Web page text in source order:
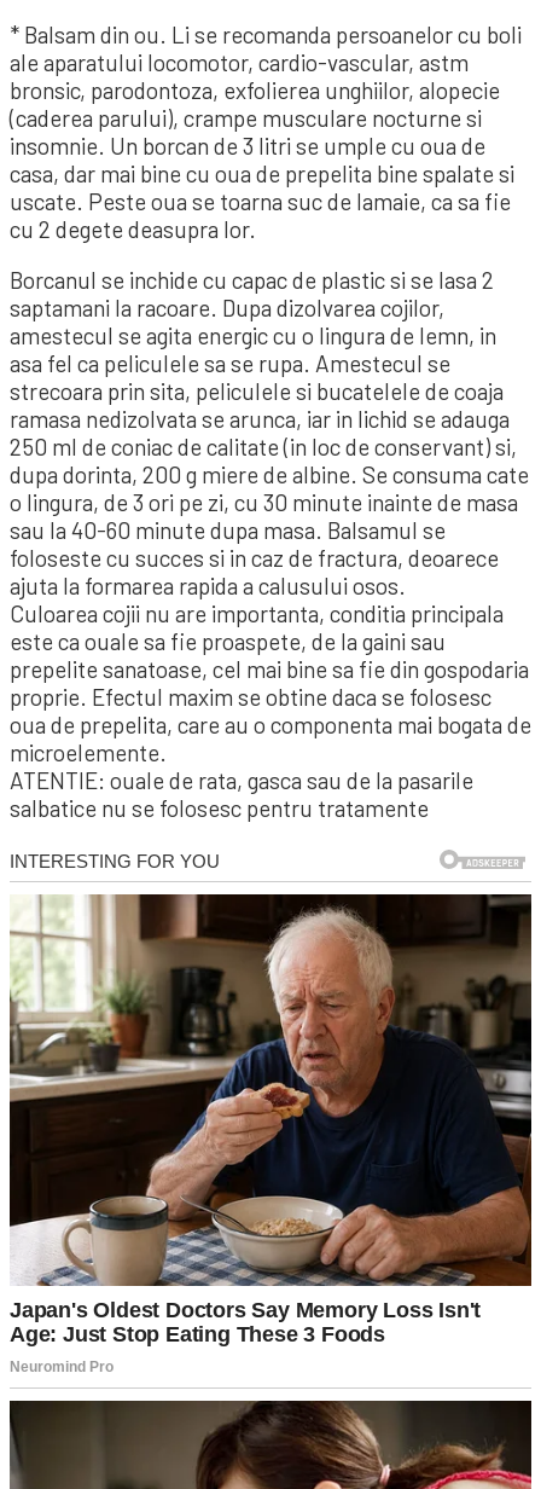
* Balsam din ou. Li se recomanda persoanelor cu boli
ale aparatului locomotor, cardio-vascular, astm
bronsic, parodontoza, exfolierea unghiilor, alopecie
(caderea parului), crampe musculare nocturne si
insomnie. Un borcan de 3 litri se umple cu oua de
casa, dar mai bine cu oua de prepelita bine spalate si
uscate. Peste oua se toarna suc de lamaie, ca sa fie
cu 2 degete deasupra lor.
Borcanul se inchide cu capac de plastic si se lasa 2
saptamani la racoare. Dupa dizolvarea cojilor,
amestecul se agita energic cu o lingura de lemn, in
asa fel ca peliculele sa se rupa. Amestecul se
strecoara prin sita, peliculele si bucatelele de coaja
ramasa nedizolvata se arunca, iar in lichid se adauga
250 ml de coniac de calitate (in loc de conservant) si,
dupa dorinta, 200 g miere de albine. Se consuma cate
o lingura, de 3 ori pe zi, cu 30 minute inainte de masa
sau la 40-60 minute dupa masa. Balsamul se
foloseste cu succes si in caz de fractura, deoarece
ajuta la formarea rapida a calusului osos.
Culoarea cojii nu are importanta, conditia principala
este ca ouale sa fie proaspete, de la gaini sau
prepelite sanatoase, cel mai bine sa fie din gospodaria
proprie. Efectul maxim se obtine daca se folosesc
oua de prepelita, care au o componenta mai bogata de
microelemente.
ATENTIE: ouale de rata, gasca sau de la pasarile
salbatice nu se folosesc pentru tratamente